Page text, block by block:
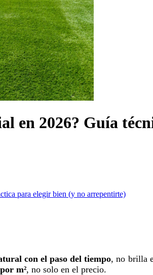
en 2026? Guía
para elegir bien (y no arrepentirte)
con el paso del tiempo, no brilla
m², no solo en el precio.